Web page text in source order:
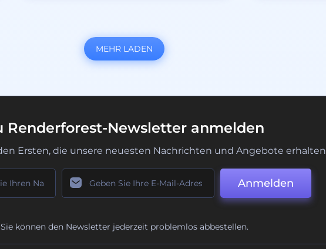
MEHR LADEN
Renderforest-Newsletter anmelden
Ersten, die unsere neuesten Nachrichten und Angebote erhalten
Anmelden
Sie können den Newsletter jederzeit problemlos abbestellen.